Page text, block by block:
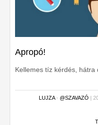
Apropó!
Kellemes tíz kérdés, hátra
LUJZA- @SZAVAZÓ |